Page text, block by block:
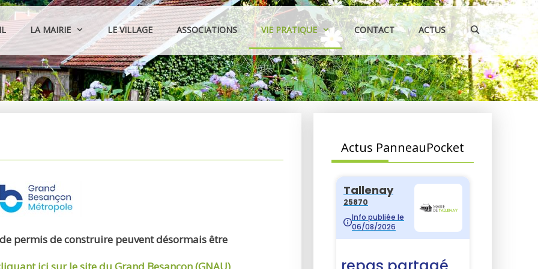
LA MAIRIE LE VILLAGE ASSOCIATIONS VIE PRATIQUE CONTACT ACTUS
permis de construire peuvent désormais être
Actus PanneauPocket